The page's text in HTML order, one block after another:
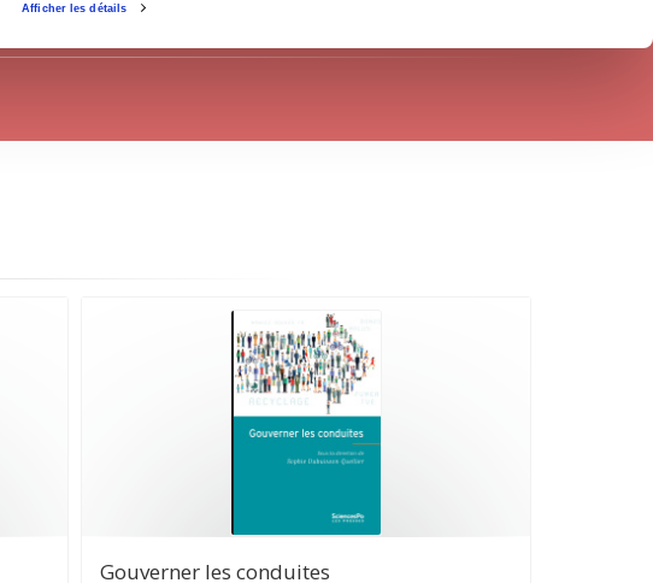
Afficher les détails
Gouverner les conduites